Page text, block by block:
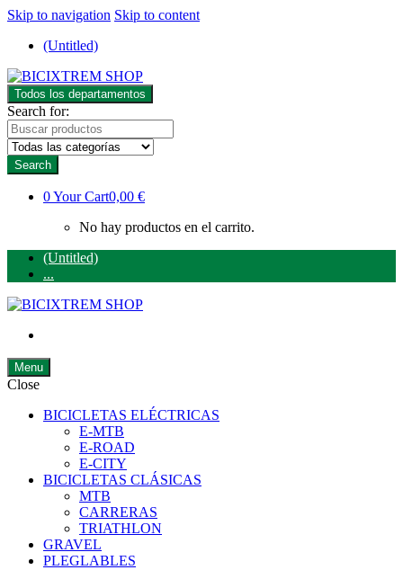
Skip to navigation Skip to content
(Untitled)
Todos los departamentos
Search for:
Search
0Your Cart0,00 €
No hay productos en el carrito.
(Untitled)
...
Menu
Close
BICICLETAS ELÉCTRICAS
E-MTB
E-ROAD
E-CITY
BICICLETAS CLÁSICAS
MTB
CARRERAS
TRIATHLON
GRAVEL
PLEGLABLES